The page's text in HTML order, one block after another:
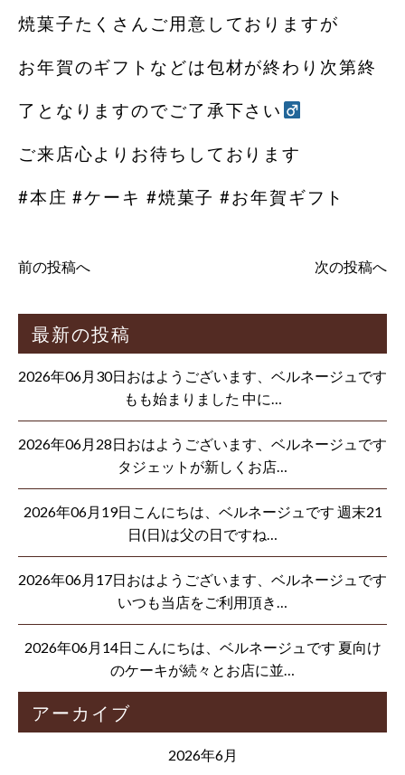
焼菓子たくさんご用意しておりますが
お年賀のギフトなどは包材が終わり次第終
了となりますのでご了承下さい‍
ご来店心よりお待ちしております
#本庄 #ケーキ #焼菓子 #お年賀ギフト
前の投稿へ 次の投稿へ
最新の投稿
2026年06月30日おはようございます、ベルネージュです
もも始まりました 中に…
2026年06月28日おはようございます、ベルネージュです
タジェットが新しくお店…
2026年06月19日こんにちは、ベルネージュです 週末21
日(日)は父の日ですね…
2026年06月17日おはようございます、ベルネージュです
いつも当店をご利用頂き…
2026年06月14日こんにちは、ベルネージュです 夏向け
のケーキが続々とお店に並…
アーカイブ
2026年6月